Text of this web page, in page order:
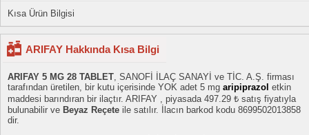
Kısa Ürün Bilgisi
ARIFAY Hakkında Kısa Bilgi
ARIFAY 5 MG 28 TABLET, SANOFİ İLAÇ SANAYİ ve TİC. A.Ş. firması
tarafından üretilen, bir kutu içerisinde YOK adet 5 mg aripiprazol etkin
maddesi barındıran bir ilaçtır. ARIFAY , piyasada 497.29 ₺ satış fiyatıyla
bulunabilir ve Beyaz Reçete ile satılır. İlacın barkod kodu 8699502013858
dir.